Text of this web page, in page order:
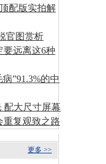
配版实拍解
官图赏析
要远离这6种
”91.3%的中
配大尺寸屏幕
重复观致之路
更多 >>